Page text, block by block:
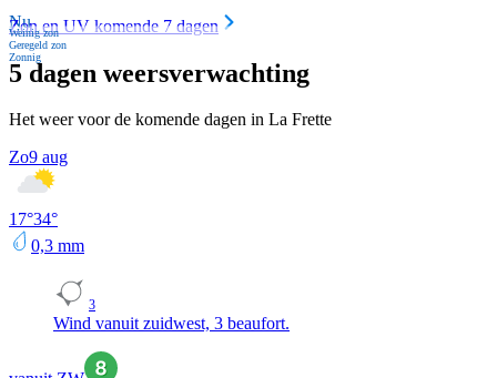
Nu
Weinig zon
Geregeld zon
Zonnig
Zon en UV komende 7 dagen
5 dagen weersverwachting
Het weer voor de komende dagen in La Frette
Zo9 aug
17°34°
0,3 mm
3
Wind vanuit zuidwest, 3 beaufort.